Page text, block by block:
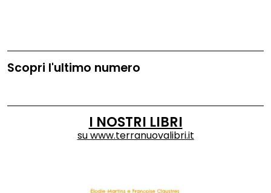
Scopri l'ultimo numero
I NOSTRI LIBRI
suwww.terranuovalibri.it